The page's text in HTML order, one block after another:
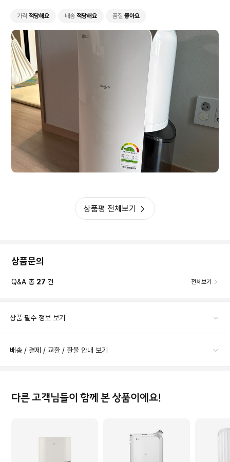
가격 적당해요 배송 적당해요 품질 좋아요
상품평 전체보기
상품문의
Q&A 총 27 건 전체보기
상품 필수 정보 보기
배송 / 결제 / 교환 / 환불 안내 보기
다른 고객님들이 함께 본 상품이에요!